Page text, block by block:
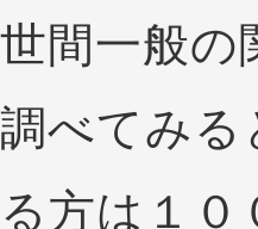
世間一般の
調べてみる
る方は１